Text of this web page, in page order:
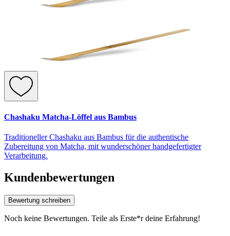
Chashaku Matcha-Löffel aus Bambus
Traditioneller Chashaku aus Bambus für die authentische
Zubereitung von Matcha, mit wunderschöner handgefertigter
Verarbeitung.
Kundenbewertungen
Bewertung schreiben
Noch keine Bewertungen. Teile als Erste*r deine Erfahrung!